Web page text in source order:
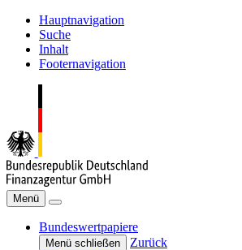
Hauptnavigation
Suche
Inhalt
Footernavigation
Menü
Bundeswertpapiere
Menü schließen
Zurück